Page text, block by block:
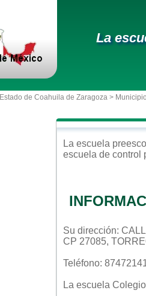
La
Estado de Coahuila de Zaragoza >
La escuela
escuela de control
Su dirección:
CP 27085,
Teléfono:
La escuela